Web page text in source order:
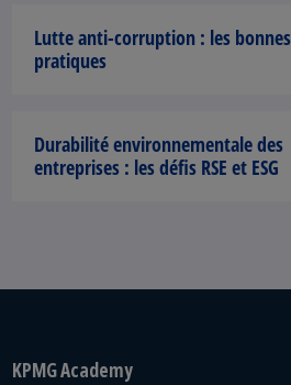
Lutte anti-corruption: les bonnes
pratiques
Durabilité environnementale des
entreprises : les défis RSE et ESG
KPMG Academy